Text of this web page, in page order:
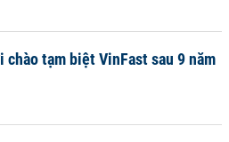
chào tạm biệt VinFast sau 9 năm